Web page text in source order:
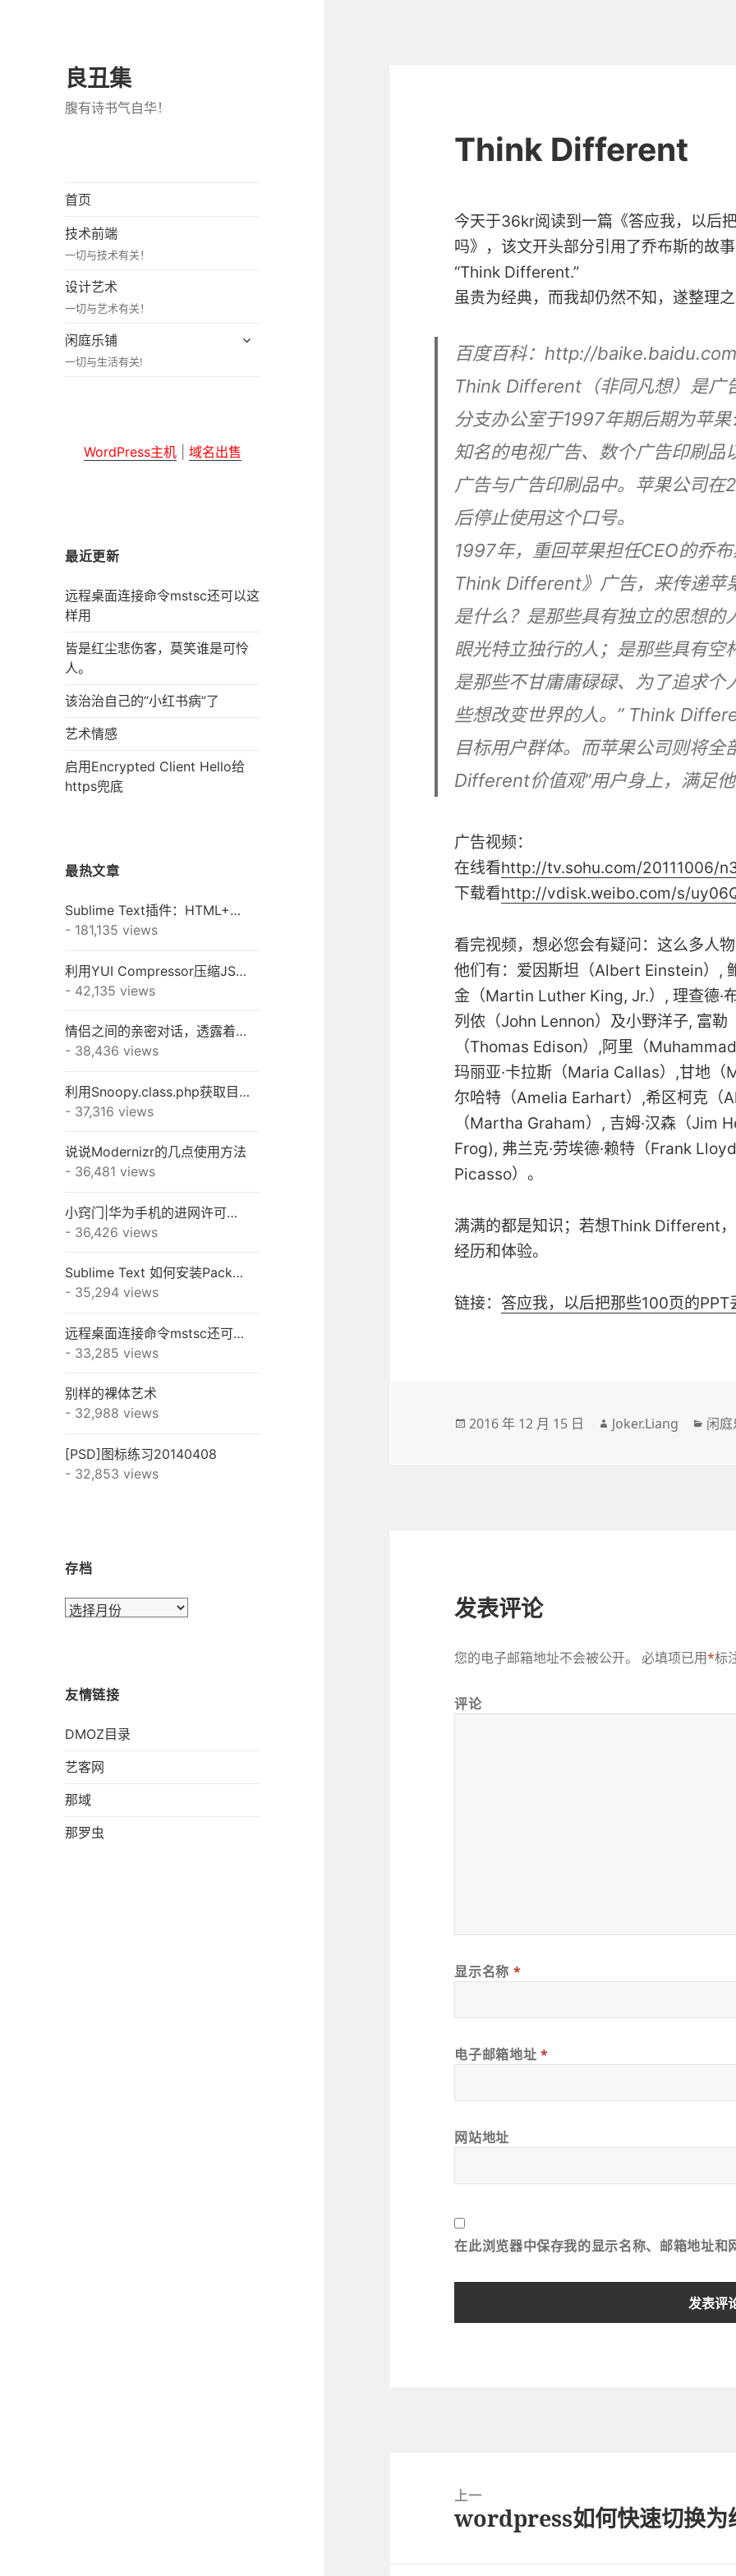
良丑集
腹有诗书气自华！
首页
技术前端
一切与技术有关！
设计艺术
一切与艺术有关！
闲庭乐铺
一切与生活有关!
展
WordPress主机| 域名出售
最近更新
远程桌面连接命令mstsc还可以这
样用
皆是红尘悲伤客，莫笑谁是可怜
人。
该治治自己的“小红书病”了
艺术情感
启用Encrypted Client Hello给
https兜底
最热文章
Sublime Text插件：HTML+CSS+JAVASCRIPT+JSON快速格式化
- 181,135 views
利用YUI Compressor压缩JS/CSS之终极秘籍
- 42,135 views
情侣之间的亲密对话，透露着一种淡淡的幸福！
- 38,436 views
利用Snoopy.class.php获取目标网站的META信息
- 37,316 views
说说Modernizr的几点使用方法
- 36,481 views
小窍门|华为手机的进网许可怎么查？
- 36,426 views
Sublime Text 如何安装Package Control和插件
- 35,294 views
远程桌面连接命令mstsc还可以这样用
- 33,285 views
别样的裸体艺术
- 32,988 views
[PSD]图标练习20140408
- 32,853 views
存档
存
友情链接
DMOZ目录
艺客网
那域
那罗虫
Think Different
今天于36kr阅读到一篇《答应我，以后
吗》，该文开头部分引用了乔布斯的故
“Think Different.”
虽贵为经典，而我却仍然不知，遂整理
百度百科：http://
Think Different（非同凡想）是广
分支办公室于1997年期后期为苹
知名的电视广告、数个广告印刷品
广告与广告印刷品中。苹果公司
后停止使用这个口号。
1997年，重回苹果担任CEO的乔
Think Different》广告，来传递苹
是什么？是那些具有独立的思想的
眼光特立独行的人；是那些具有空
是那些不甘庸庸碌碌、为了追求个
些想改变世界的人。” Think
目标用户群体。而苹果公司则将全
Different价值观”用户身上，满足
广告视频：
在线看http://tv.sohu.com/20111006/
下载看http://vdisk.weibo.com/s/
看完视频，想必您会有疑问：这么多人
他们有：爱因斯坦（Albert Einstein）,
金（Martin Luther King, Jr.）, 理查德·
列侬（John Lennon）及小野洋子, 富
（Thomas Edison）,阿里（
玛丽亚·卡拉斯（Maria Callas）,甘地（
尔哈特（Amelia Earhart）,希区柯克（
（Martha Graham）, 吉姆·汉森（Jim
Frog), 弗兰克·劳埃德·赖特（Frank
Picasso）。
满满的都是知识；若想Think Different
经历和体验。
链接： 答应我，以后把那些100页的PPT
发
2016 年 12 月 15 日
作
Joker.Liang
分
闲
发表评论
您的电子邮箱地址不会被公开。 必填项已用*标
评论
显示名称 *
电子邮箱地址 *
网站地址
在此浏览器中保存我的显示名称、邮箱地址和
上一
上
wordpress如何快速切换为